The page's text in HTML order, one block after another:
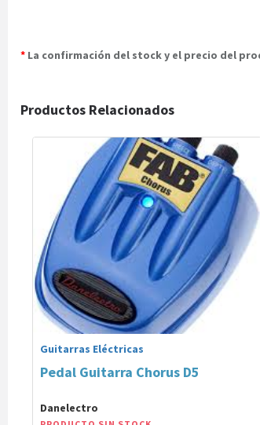
* La confirmación del stock y el precio del
Productos Relacionados
Guitarras Eléctricas
Pedal Guitarra Chorus D5
Danelectro